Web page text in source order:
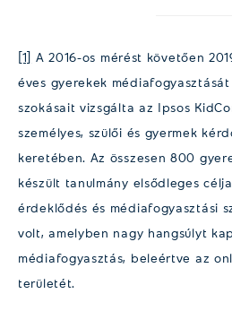
[1] A 2016-os mérést követően
éves gyerekek
szokásait vizsgálta az Ipsos
személyes, szülői és gyermek
keretében. Az összesen 800
készült tanulmány elsődleges
érdeklődés és médiafogyasztási
volt, amelyben nagy hangsúlyt
médiafogyasztás, beleértve az
területét.